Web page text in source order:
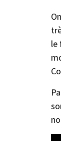
le